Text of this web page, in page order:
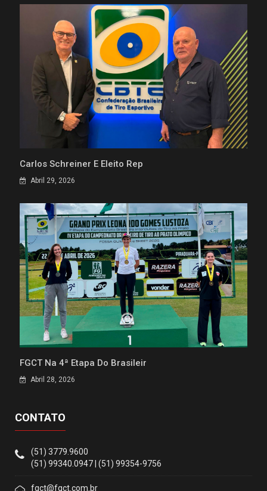
Carlos Schreiner É Eleito Rep
Abril 29, 2026
FGCT Na 4ª Etapa Do Brasileir
Abril 28, 2026
CONTATO
(51) 3779.9600
(51) 99340.0947 | (51) 99354-9756
fgct@fgct.com.br